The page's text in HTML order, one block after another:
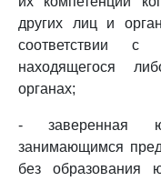
других лиц и
соответствии с
находящегося
органах;
- заверенная
занимающимся
без образования